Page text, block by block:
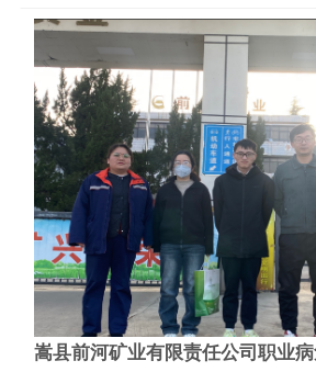
嵩县前河矿业有限责任公司职业